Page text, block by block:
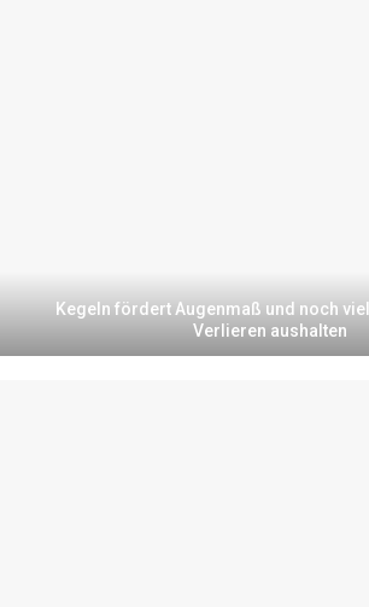
Kegeln fördert Augenmaß und noch
Verlieren aushalten